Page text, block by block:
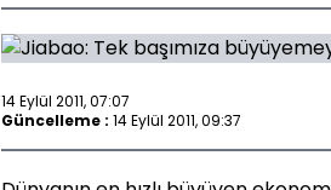
14 Eylül 2011, 07:07
Güncelleme : 14 Eylül 2011, 09:37